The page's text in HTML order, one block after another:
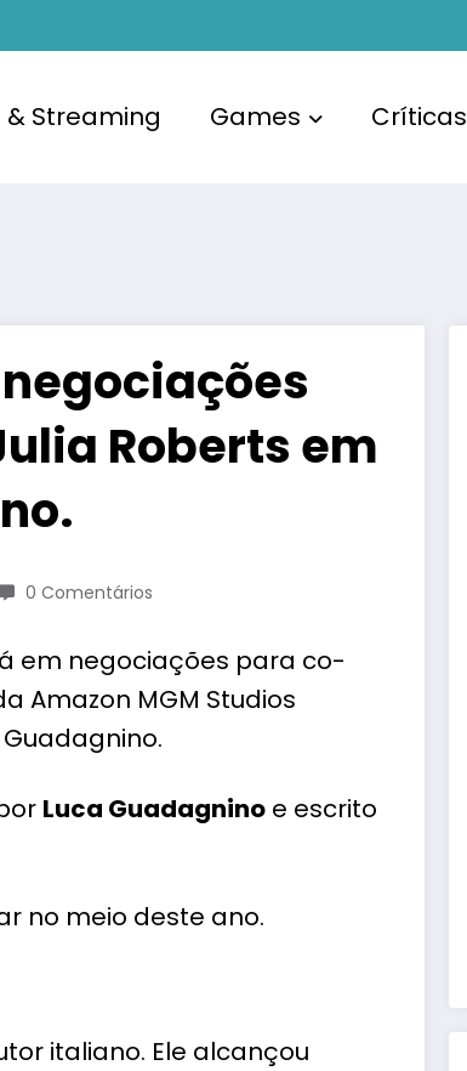
& Streaming Games Críticas
Roberts em
0 Comentários
em negociações para co-
Amazon MGM Studios
Luca Guadagnino e escrito
no meio deste ano.
italiano. Ele alcançou